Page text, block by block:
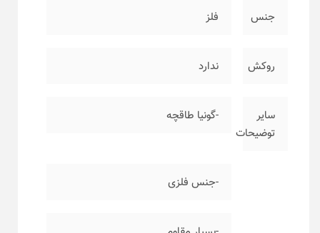
جنس فلز
روکش ندارد
سایر
توضیحات
-گونیا طاقچه
-جنس فلزی